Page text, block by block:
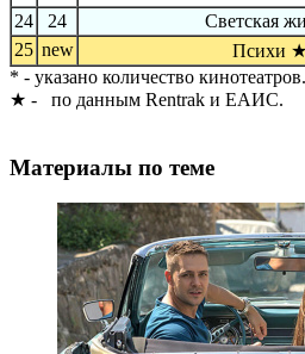
24
24 Светская
25 new Психи ★
* - указано количество кинотеатров.
★ - по данным Rentrak и ЕАИС.
Материалы по теме